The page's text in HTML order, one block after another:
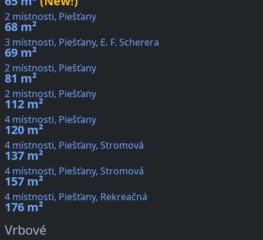
2 místnosti, Piešťany
68 m²
3 místnosti, Piešťany, E. F. Scherera
69 m²
2 místnosti, Piešťany
81 m²
2 místnosti, Piešťany
112 m²
4 místnosti, Piešťany
120 m²
4 místnosti, Piešťany, Stromová
137 m²
4 místnosti, Piešťany, Stromová
157 m²
4 místnosti, Piešťany, Rekreačná
176 m²
Vrbové